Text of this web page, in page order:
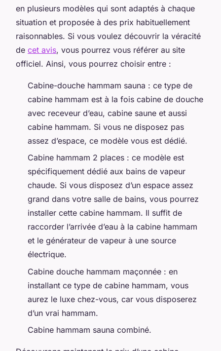
en plusieurs modèles qui sont adaptés à chaque
situation et proposée à des prix habituellement
raisonnables. Si vous voulez découvrir la véracité
de cet avis, vous pourrez vous référer au site
officiel. Ainsi, vous pourrez choisir entre :
Cabine-douche hammam sauna : ce type de
cabine hammam est à la fois cabine de douche
avec receveur d’eau, cabine saune et aussi
cabine hammam. Si vous ne disposez pas
assez d’espace, ce modèle vous est dédié.
Cabine hammam 2 places : ce modèle est
spécifiquement dédié aux bains de vapeur
chaude. Si vous disposez d’un espace assez
grand dans votre salle de bains, vous pourrez
installer cette cabine hammam. Il suffit de
raccorder l’arrivée d’eau à la cabine hammam
et le générateur de vapeur à une source
électrique.
Cabine douche hammam maçonnée : en
installant ce type de cabine hammam, vous
aurez le luxe chez-vous, car vous disposerez
d’un vrai hammam.
Cabine hammam sauna combiné.